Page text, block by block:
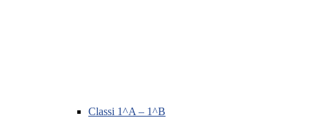
Classi 1^A – 1^B